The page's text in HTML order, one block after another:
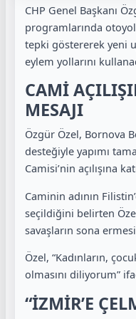
CHP Genel Başkanı
programlarında
tepki göstererek yeni
eylem yollarını
CAMİ
MESAJI
Özgür Özel, Bornova
desteğiyle yapımı
Camisi’nin açılışına
Caminin adının
seçildiğini belirten
savaşların sona
Özel, “Kadınların,
olmasını diliyorum”
“İZMİR’E